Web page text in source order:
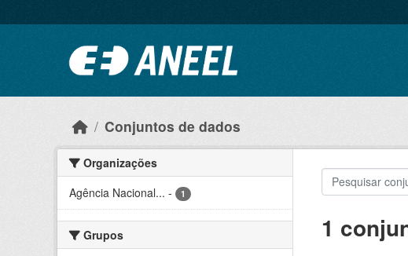
Conjuntos de dados
Organizações
Agência Nacional... - 1
Grupos
1